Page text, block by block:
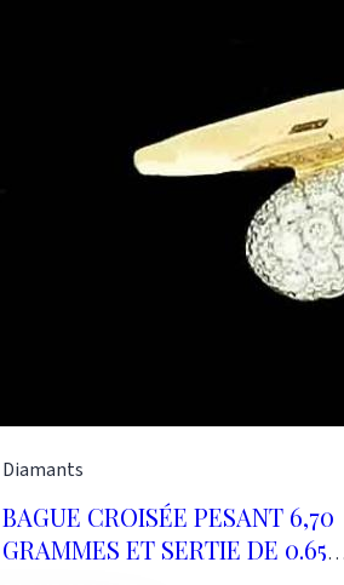
Diamants
BAGUE CROISÉE PESANT 6,70
GRAMMES ET SERTIE DE 0.65